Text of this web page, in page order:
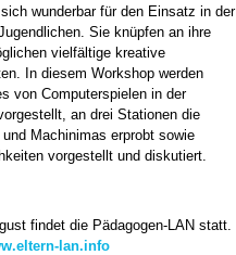
wunderbar für den Einsatz in der
Sie knüpfen an ihre
vielfältige kreative
In diesem Workshop werden
von Computerspielen in der
an drei Stationen die
Machinimas erprobt sowie
vorgestellt und diskutiert.
findet die Pädagogen-LAN statt.
lan.info